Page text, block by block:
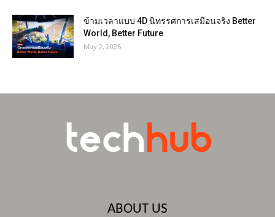
ข้ามเวลาแบบ 4D นิทรรศการเสมือนจริง Better
World, Better Future
May 2, 2026
ABOUT US